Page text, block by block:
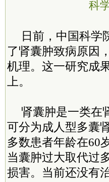
科
日前，中国科学
了肾囊肿致病原因
机理。这一研究成
上。
肾囊肿是一类在
可分为成人型多囊
多数患者年龄在60
当囊肿过大取代过
损害。当前还没有